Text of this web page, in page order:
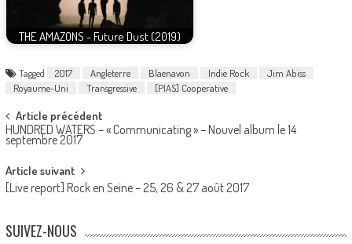
THE AMAZONS - Future Dust (2019)
Tagged 2017 Angleterre Blaenavon Indie Rock
Jim Abiss
Royaume-Uni
Transgressive [PIAS] Cooperative
Post
navigation
Article précédent
HUNDRED WATERS – « Communicating » – Nouvel album le 14
septembre 2017
Article suivant
[Live report] Rock en Seine – 25, 26 & 27 août 2017
SUIVEZ-NOUS